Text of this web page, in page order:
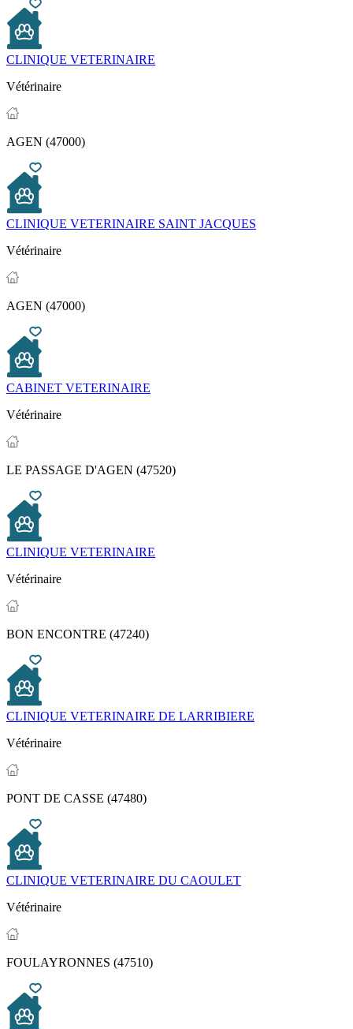
CLINIQUE VETERINAIRE
Vétérinaire
AGEN (47000)
CLINIQUE VETERINAIRE SAINT JACQUES
Vétérinaire
AGEN (47000)
CABINET VETERINAIRE
Vétérinaire
LE PASSAGE D'AGEN (47520)
CLINIQUE VETERINAIRE
Vétérinaire
BON ENCONTRE (47240)
CLINIQUE VETERINAIRE DE LARRIBIERE
Vétérinaire
PONT DE CASSE (47480)
CLINIQUE VETERINAIRE DU CAOULET
Vétérinaire
FOULAYRONNES (47510)